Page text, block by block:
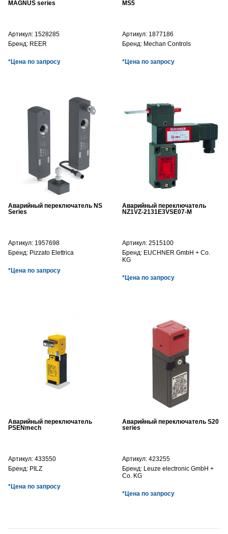
MAGNUS series
Артикул: 1528285
Бренд: REER
*Цена по запросу
MS5
Артикул: 1877186
Бренд: Mechan Controls
*Цена по запросу
Аварийный переключатель NS
Series
Артикул: 1957698
Бренд: Pizzato Elettrica
*Цена по запросу
Аварийный переключатель
NZ1VZ-2131E3VSE07-M
Артикул: 2515100
Бренд: EUCHNER GmbH + Co.
KG
*Цена по запросу
Аварийный переключатель
PSENmech
Артикул: 433550
Бренд: PILZ
*Цена по запросу
Аварийный переключатель S20
series
Артикул: 423255
Бренд: Leuze electronic GmbH +
Co. KG
*Цена по запросу